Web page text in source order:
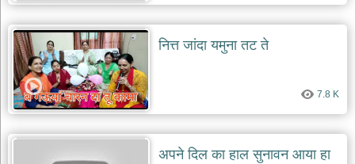
नित्त जांदा यमुना तट ते
7.8 K
अपने दिल का हाल सुनावन आया हा